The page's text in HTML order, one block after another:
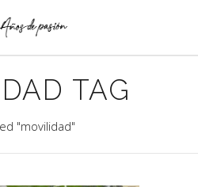
TAG
"movilidad"